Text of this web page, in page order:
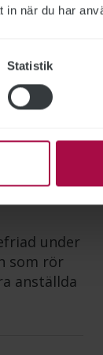
in när du har
Statistik
under
som rör
anställda